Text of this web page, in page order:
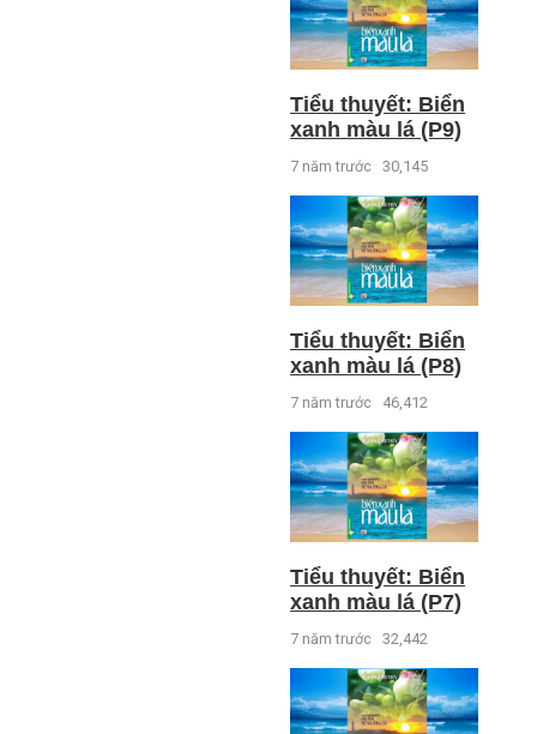
Tiểu thuyết: Biển
xanh màu lá (P9)
7 năm trước 30,145
Tiểu thuyết: Biển
xanh màu lá (P8)
7 năm trước 46,412
Tiểu thuyết: Biển
xanh màu lá (P7)
7 năm trước 32,442